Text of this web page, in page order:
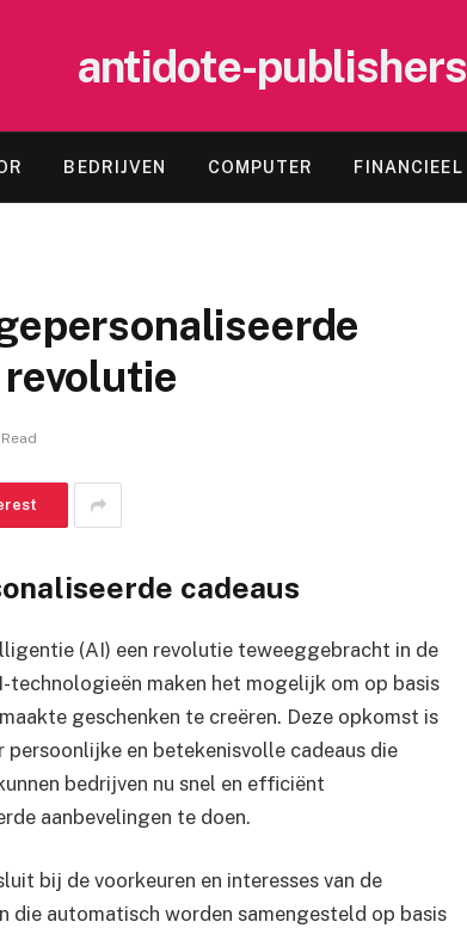
antidote-publishers
BEDRIJVEN COMPUTER FINANCIEEL
revolutie
cadeaus
(AI) een revolutie teweeggebracht in de
technologieën maken het mogelijk om op basis
geschenken te creëren. Deze opkomst is
en betekenisvolle cadeaus die
bedrijven nu snel en efficiënt
aanbevelingen te doen.
bij de voorkeuren en interesses van de
automatisch worden samengesteld op basis